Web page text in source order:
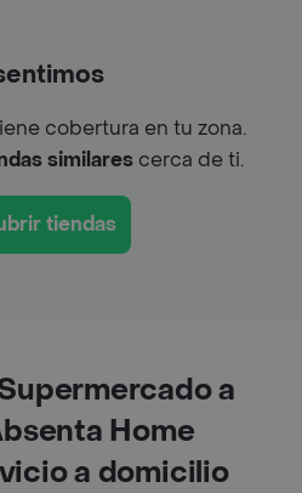
cobertura en tu zona.
similarescerca de ti.
tiendas
a
Home
a domicilio